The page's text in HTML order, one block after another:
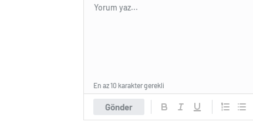
Gönder
En az 10 karakter gerekli